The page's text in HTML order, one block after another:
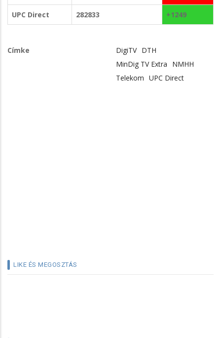
UPC Direct 282833 +1249
Címke DigiTV DTH
MinDig TV Extra
NMHH
Telekom UPC Direct
LIKE ÉS MEGOSZTÁS